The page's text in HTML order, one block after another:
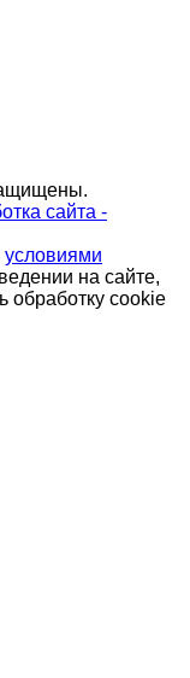
сайта -
условиями
на сайте,
обработку cookie